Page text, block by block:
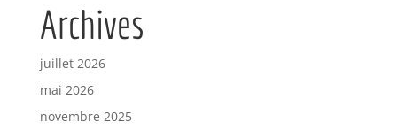
Archives
juillet 2026
mai 2026
novembre 2025